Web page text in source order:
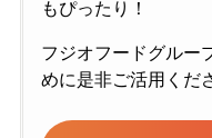
もぴったり！
フジオフードグルー
めに是非ご活用くだ